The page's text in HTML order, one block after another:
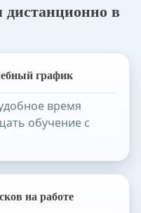
дистанционно в
график
время
обучение с
на работе